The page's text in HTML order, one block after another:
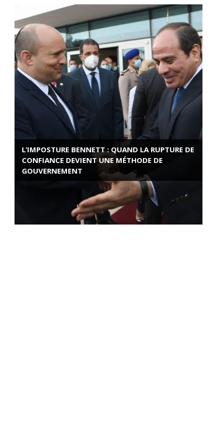
L’IMPOSTURE BENNETT : QUAND LA RUPTURE DE
CONFIANCE DEVIENT UNE MÉTHODE DE
GOUVERNEMENT
ROSE VALLAND, HEROÏNE DE LA RESISTANCE